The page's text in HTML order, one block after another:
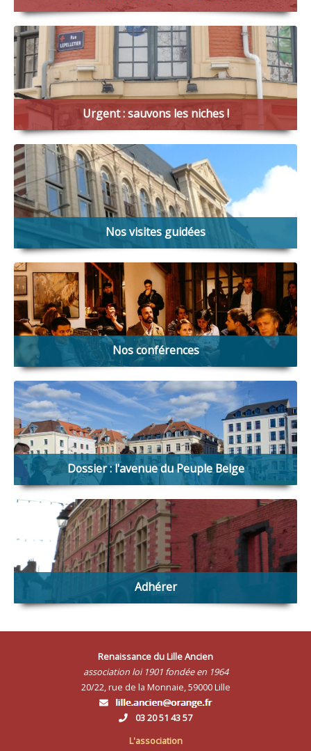
A l'occasion de son soixantième anniversaire, avec les
éditions du Quesne, la Renaissance du Lille Ancien publie
un livre qui fera date
En135 photos d'archives
accompagnées d'un texte
original, est racontéel'histoire du Vieux-Lille pendant les
vingt ans qui ont suivi la création de la RLAen 1964.
Cliquez pour en savoir plus !
Urgent : sauvons les niches !
Notre appel pour la restauration des niches et groupes
sculptés du Vieux-Lille
Nos visites guidées
Consultez le programme de nos
prochaines visites guidées
Nos conférences
Consultez le programme de nos
prochaines conférences
Dossier : l'avenue du Peuple Belge
Retrouvez l'ensemble de notre dossier consacré à l'avenue
du Peuple Belge et à sa remise en eau.
Adhérer
commune et vous accédez à tous nos services !
Renaissance du Lille Ancien
association loi 1901 fondée en 1964
20/22, rue de la Monnaie, 59000 Lille
03 20 51 43 57
L'association